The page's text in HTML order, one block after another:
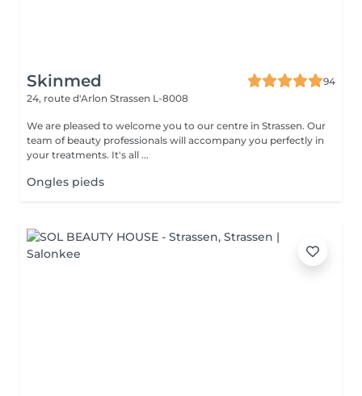
Skinmed
94
24, route d'Arlon Strassen L-8008
We are pleased to welcome you to our centre in Strassen. Our
team of beauty professionals will accompany you perfectly in
your treatments. It's all ...
Ongles pieds